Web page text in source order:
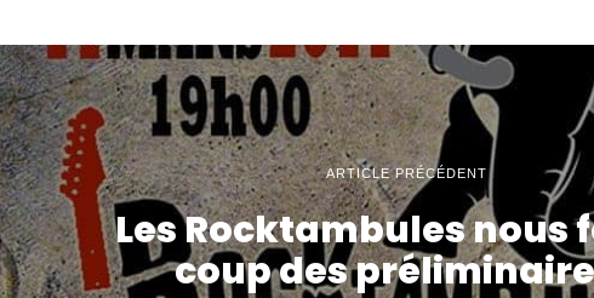
ARTICLE PRÉCÉDENT
Les Rocktambules nous
coup des